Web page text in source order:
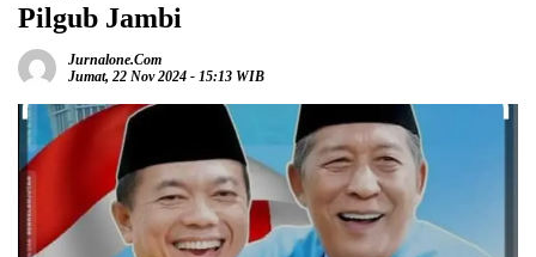
Pilgub Jambi
Jurnalone.com
Jumat, 22 Nov 2024 - 15:13 WIB